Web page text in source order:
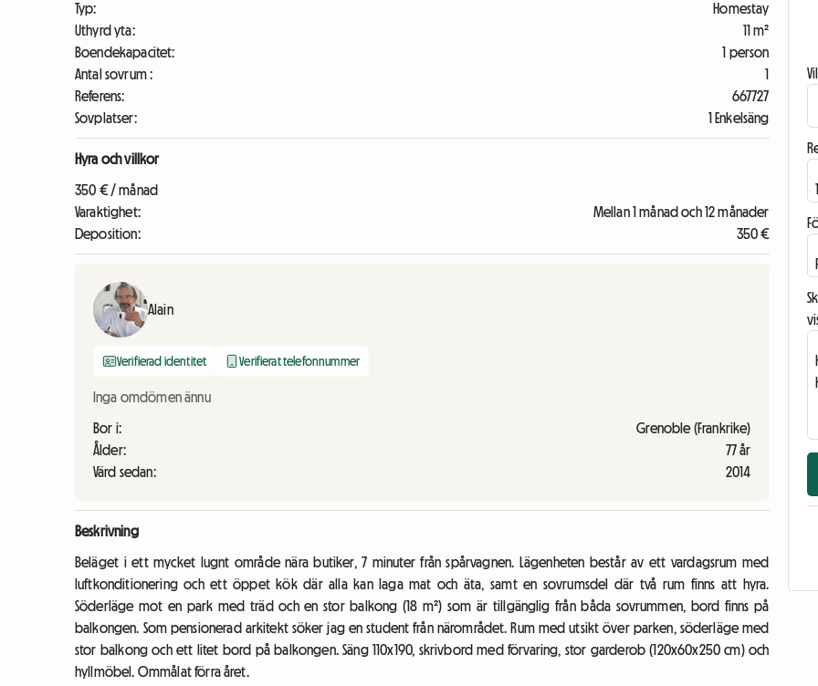
Typ:
Homestay
Uthyrd yta:
11 m²
Boendekapacitet:
1 person
Antal sovrum :
1
Referens:
667727
Sovplatser:
1 Enkelsäng
Hyra och villkor
350 € / månad
Varaktighet:
Mellan 1 månad och 12 månader
Deposition:
350 €
Alain
Verifierad identitet Verifierat telefonnummer
Inga omdömen ännu
Bor i:
Grenoble (Frankrike)
Ålder:
77 år
Värd sedan:
2014
Beskrivning
Beläget i ett mycket lugnt område nära butiker, 7 minuter från spårvagnen. Lägenheten består av ett vardagsrum med
luftkonditionering och ett öppet kök där alla kan laga mat och äta, samt en sovrumsdel där två rum finns att hyra.
Söderläge mot en park med träd och en stor balkong (18 m²) som är tillgänglig från båda sovrummen, bord finns på
balkongen. Som pensionerad arkitekt söker jag en student från närområdet. Rum med utsikt över parken, söderläge med
stor balkong och ett litet bord på balkongen. Säng 110x190, skrivbord med förvaring, stor garderob (120x60x250 cm) och
hyllmöbel. Ommålat förra året.